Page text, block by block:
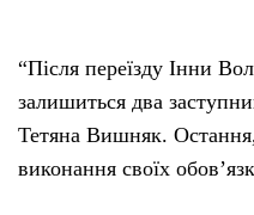
“Після переїзду Інни
залишиться два
Тетяна Вишняк.
виконання своїх